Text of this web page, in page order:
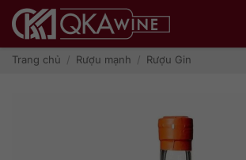
qua
dungTrang chủ / Rượu mạnh / Rượu Gin